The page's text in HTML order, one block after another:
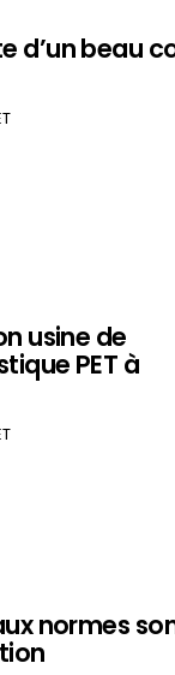
d’un beau
usine de
PET à
normes